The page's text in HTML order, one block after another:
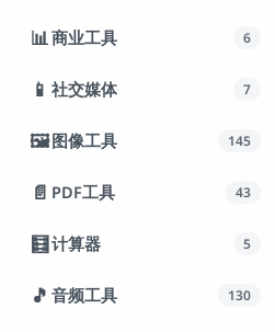
📊商业工具 6
📱 社交媒体 7
🖼️图像工具 145
📄 PDF工具 43
🧮计算器 5
🎵 音频工具 130